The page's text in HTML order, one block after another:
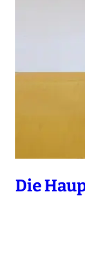
Die